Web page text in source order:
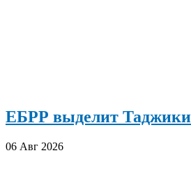
ЕБРР выделит
06 Авг 2026